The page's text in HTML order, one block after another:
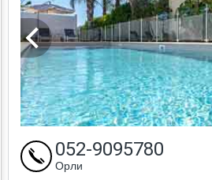
052-9095780
Орли